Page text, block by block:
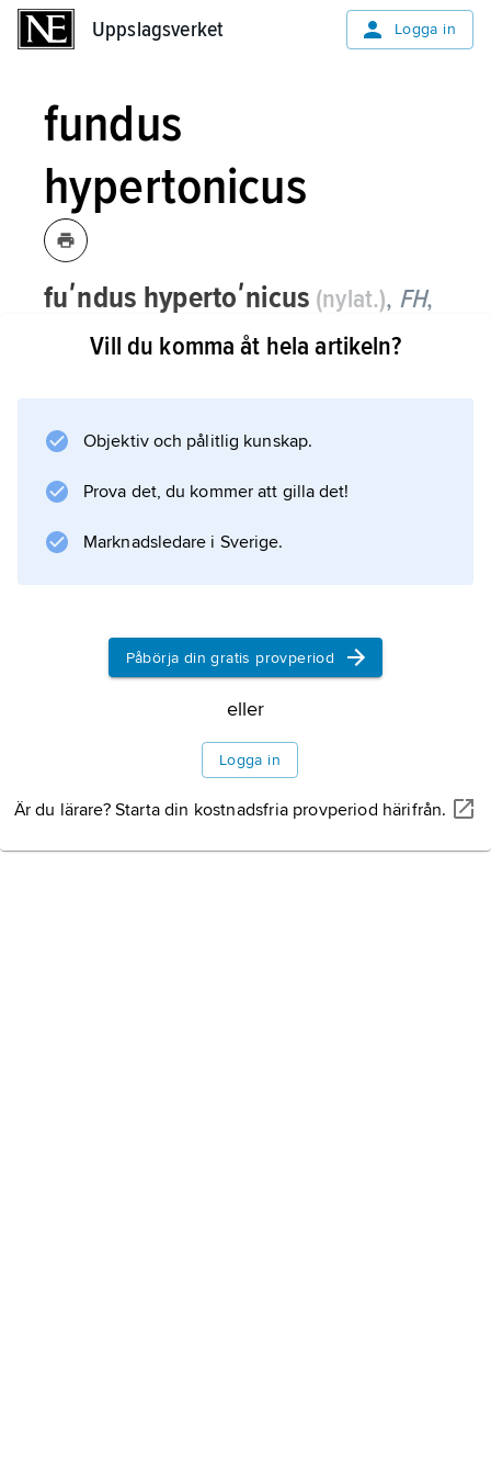
Uppslagsverket Logga in
fundus
hypertonicus
fuʹndus hypertoʹnicus (nylat.), FH,
förändringar i ögonbottnen,
fuʹndus
oʹculi, vid högt blodtryck.
näthinnans artärer smala och av växlande
vita fläckar (exsudat) i näthinnan samt ibland
svullnad av synnerven. Fundus hypertonicus
brukar graderas i fyra svårighetsgrader.
Information om artikeln
Vill du komma åt hela artikeln?
Objektiv och pålitlig kunskap.
Prova det, du kommer att gilla det!
Marknadsledare i Sverige.
Påbörja din gratis provperiod
eller
Logga in
Är du lärare? Starta din kostnadsfria provperiod härifrån.